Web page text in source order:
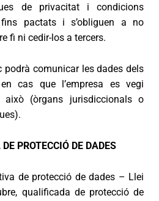
de privacitat i condicions
pactats i s’obliguen a no
fi ni cedir-los a tercers.
podrà comunicar les dades dels
cas que l’empresa es vegi
(òrgans jurisdiccionals o
PROTECCIÓ DE DADES
de protecció de dades – Llei
qualificada de protecció de